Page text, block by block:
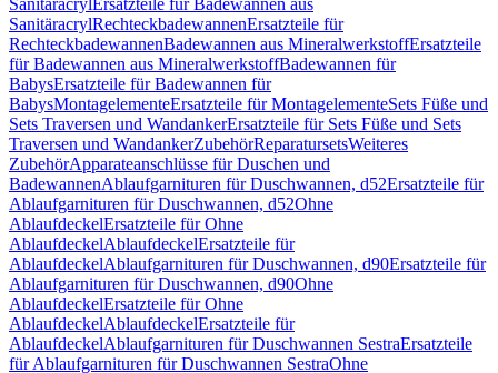
SanitäracrylErsatzteile für Badewannen aus
SanitäracrylRechteckbadewannenErsatzteile für
RechteckbadewannenBadewannen aus MineralwerkstoffErsatzteile
für Badewannen aus MineralwerkstoffBadewannen für
BabysErsatzteile für Badewannen für
BabysMontagelementeErsatzteile für MontagelementeSets Füße und
Sets Traversen und WandankerErsatzteile für Sets Füße und Sets
Traversen und WandankerZubehörReparatursetsWeiteres
ZubehörApparateanschlüsse für Duschen und
BadewannenAblaufgarnituren für Duschwannen, d52Ersatzteile für
Ablaufgarnituren für Duschwannen, d52Ohne
AblaufdeckelErsatzteile für Ohne
AblaufdeckelAblaufdeckelErsatzteile für
AblaufdeckelAblaufgarnituren für Duschwannen, d90Ersatzteile für
Ablaufgarnituren für Duschwannen, d90Ohne
AblaufdeckelErsatzteile für Ohne
AblaufdeckelAblaufdeckelErsatzteile für
AblaufdeckelAblaufgarnituren für Duschwannen SestraErsatzteile
für Ablaufgarnituren für Duschwannen SestraOhne